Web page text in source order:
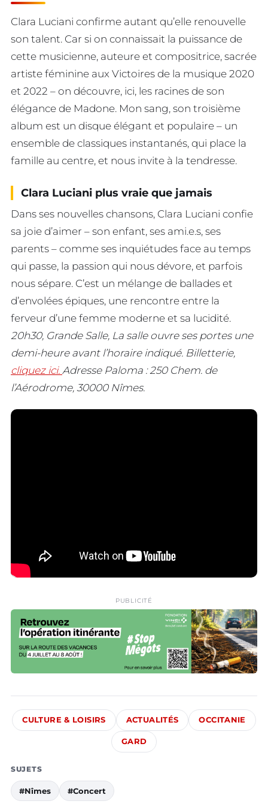
Clara Luciani confirme autant qu’elle renouvelle
son talent. Car si on connaissait la puissance de
cette musicienne, auteure et compositrice, sacrée
artiste féminine aux Victoires de la musique 2020
et 2022 – on découvre, ici, les racines de son
élégance de Madone. Mon sang, son troisième
album est un disque élégant et populaire – un
ensemble de classiques instantanés, qui place la
famille au centre, et nous invite à la tendresse.
Clara Luciani plus vraie que jamais
Dans ses nouvelles chansons, Clara Luciani confie
sa joie d’aimer – son enfant, ses ami.e.s, ses
parents – comme ses inquiétudes face au temps
qui passe, la passion qui nous dévore, et parfois
nous sépare. C’est un mélange de ballades et
d’envolées épiques, une rencontre entre la
ferveur d’une femme moderne et sa lucidité.
20h30, Grande Salle, La salle ouvre ses portes une
demi-heure avant l’horaire indiqué. Billetterie,
cliquez ici. Adresse Paloma : 250 Chem. de
l’Aérodrome, 30000 Nîmes.
PUBLICITÉ
CULTURE & LOISIRS ACTUALITÉS OCCITANIE
GARD
SUJETS
#Nîmes #Concert